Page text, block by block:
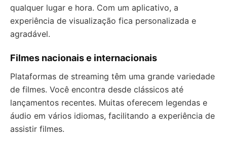
qualquer lugar e hora. Com um aplicativo, a
experiência de visualização fica personalizada e
agradável.
Filmes nacionais e internacionais
Plataformas de streaming têm uma grande variedade
de filmes. Você encontra desde clássicos até
lançamentos recentes. Muitas oferecem legendas e
áudio em vários idiomas, facilitando a experiência de
assistir filmes.